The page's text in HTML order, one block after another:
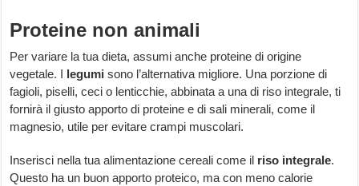
Proteine non animali
Per variare la tua dieta, assumi anche proteine di origine
vegetale. I legumisono l’alternativa migliore. Una porzione di
fagioli, piselli, ceci o lenticchie, abbinata a una di riso integrale, ti
fornirà il giusto apporto di proteine e di sali minerali, come il
magnesio, utile per evitare crampi muscolari.
Inserisci nella tua alimentazione cereali come il riso integrale.
Questo ha un buon apporto proteico, ma con meno calorie